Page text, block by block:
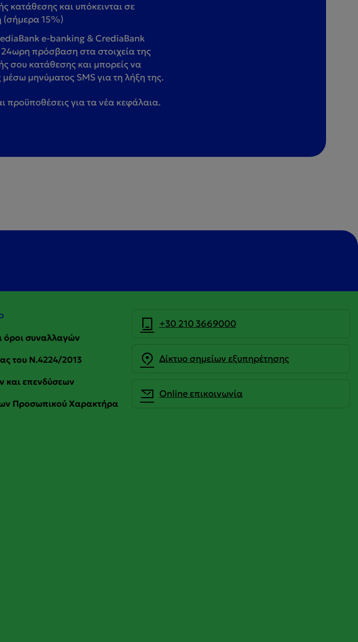
κατάθεσης και υπόκεινται σε
15%)
e-banking & CrediaBank
24ωρη πρόσβαση στα στοιχεία της
σου κατάθεσης και μπορείς να
μέσω μηνύματος SMS για τη λήξη της.
προϋποθέσεις για τα νέα κεφάλαια.
+30 210 3669000
Δίκτυο σημείων εξυπηρέτησης
Οnline επικοινωνία